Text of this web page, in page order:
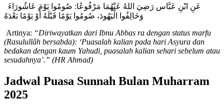
وَخَالِفُوا الْيَهُودَ، صُومُوا يَوْمًا قَبْلَهُ أَوْ يَوْمًا بَعْدَهُ
Artinya: “Diriwayatkan dari Ibnu Abbas ra dengan status marfu
(Rasulullâh bersabda): ‘Puasalah kalian pada hari Asyura dan
bedakan dengan kaum Yahudi, puasalah kalian sehari sebelum atau
sesudahnya’.” (HR Ahmad)
Jadwal Puasa Sunnah Bulan Muharram
2025